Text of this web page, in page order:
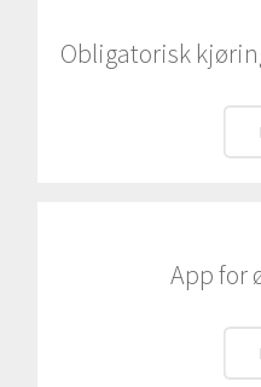
Obligatorisk
App for